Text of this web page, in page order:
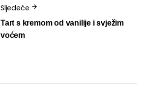
Sljedeće
Tart s kremom od vanilije i svježim
voćem